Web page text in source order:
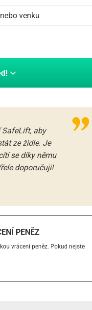
venku
aby
ze židle. Je
se díky němu
doporučuji!
PENĚZ
vrácení peněz. Pokud nejste